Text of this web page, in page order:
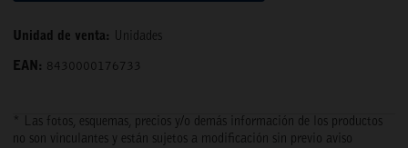
Unidad de venta: Unidades
EAN: 8430000176733
* Las fotos, esquemas, precios y/o demás información de los productos
no son vinculantes y están sujetos a modificación sin previo aviso